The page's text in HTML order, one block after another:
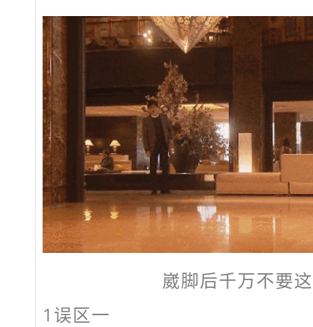
崴脚后千万不要
1 误区一